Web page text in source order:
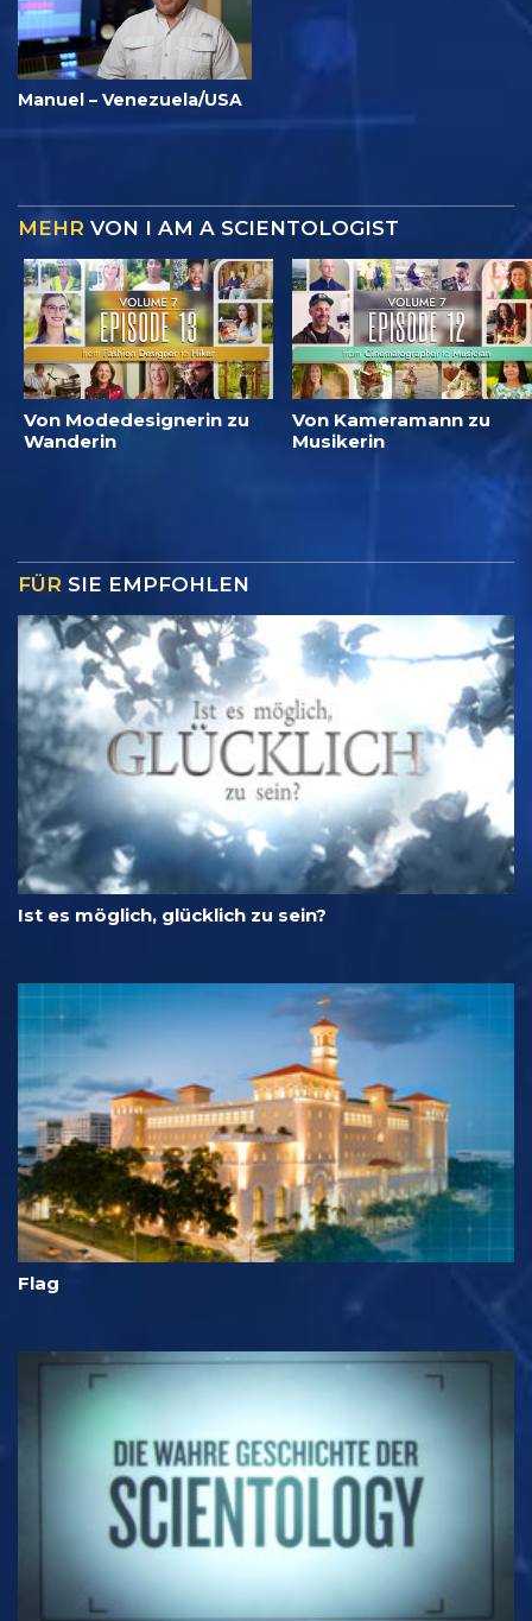
Manuel – Venezuela/USA
MEHR VON I AM A SCIENTOLOGIST
Von Modedesignerin zu
Wanderin
Von Kameramann zu
Musikerin
FÜR SIE EMPFOHLEN
Ist es möglich, glücklich zu sein?
Flag